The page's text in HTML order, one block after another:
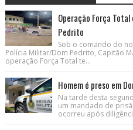
Operação Força
Pedrito
Sob o comando do
Polícia Militar/Dom Pedrito, Capitão
operação Força Total te...
Homem é preso em
Na tarde desta
um mandado de
ocorreu após